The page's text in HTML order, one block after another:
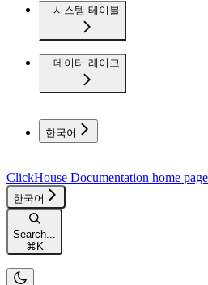
시스템 테이블
데이터 레이크
한국어
ClickHouse Documentation home page
한국어
Search...
⌘K